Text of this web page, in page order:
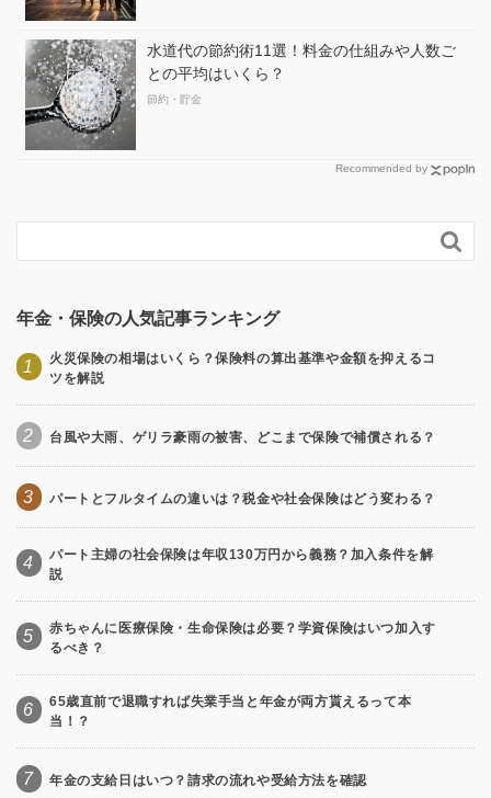
水道代の節約術11選！料金の仕組みや人数ご
との平均はいくら？
節約・貯金
Recommended by

年金・保険の人気記事ランキング
1
火災保険の相場はいくら？保険料の算出基準や金額を抑えるコ
ツを解説
2 台風や大雨、ゲリラ豪雨の被害、どこまで保険で補償される？
3 パートとフルタイムの違いは？税金や社会保険はどう変わる？
4
パート主婦の社会保険は年収130万円から義務？加入条件を解
説
5
赤ちゃんに医療保険・生命保険は必要？学資保険はいつ加入す
るべき？
6
65歳直前で退職すれば失業手当と年金が両方貰えるって本
当！？
7 年金の支給日はいつ？請求の流れや受給方法を確認